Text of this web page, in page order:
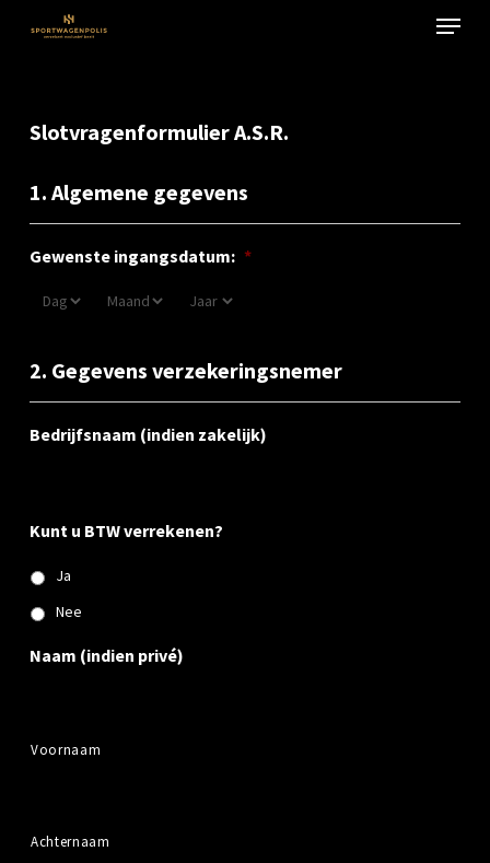
Menu
Slotvragenformulier A.S.R.
1. Algemene gegevens
Gewenste ingangsdatum: *
2. Gegevens verzekeringsnemer
Bedrijfsnaam (indien zakelijk)
Kunt u BTW verrekenen?
Ja
Nee
Naam (indien privé)
Voornaam
Achternaam